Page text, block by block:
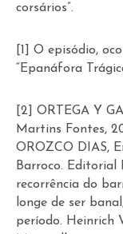
corsários”.
[1] O episódio,
“Epanáfora
[2] ORTEGA Y
Martins Fontes,
OROZCO DIAS,
Barroco. Editorial
recorrência do
longe de ser
período. Heinrich